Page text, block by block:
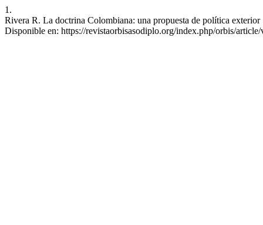
1.
Rivera R. La doctrina Colombiana: una propuesta de política
Disponible en: https://revistaorbisasodiplo.org/index.php/orbis/